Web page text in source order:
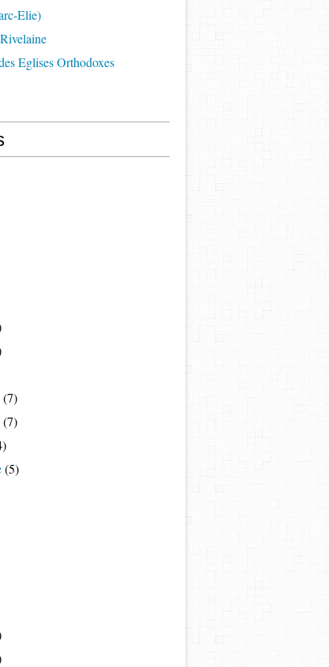
Elie)
Eglises Orthodoxes
(7)
(7)
(5)